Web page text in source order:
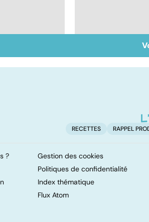
Couperose,
que faire
RECETTES RAPPEL
?
Gestion des cookies
Politiques de confidentialité
Index thématique
Flux Atom